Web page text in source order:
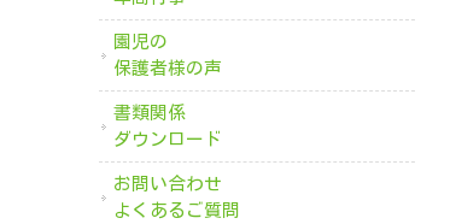
園児の
保護者様の声
書類関係
ダウンロード
お問い合わせ
よくあるご質問